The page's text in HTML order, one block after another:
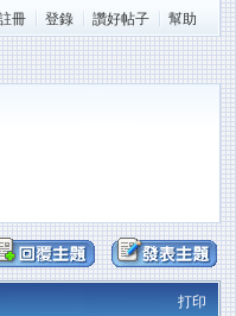
冊 登錄 讚好帖子 幫助
打印